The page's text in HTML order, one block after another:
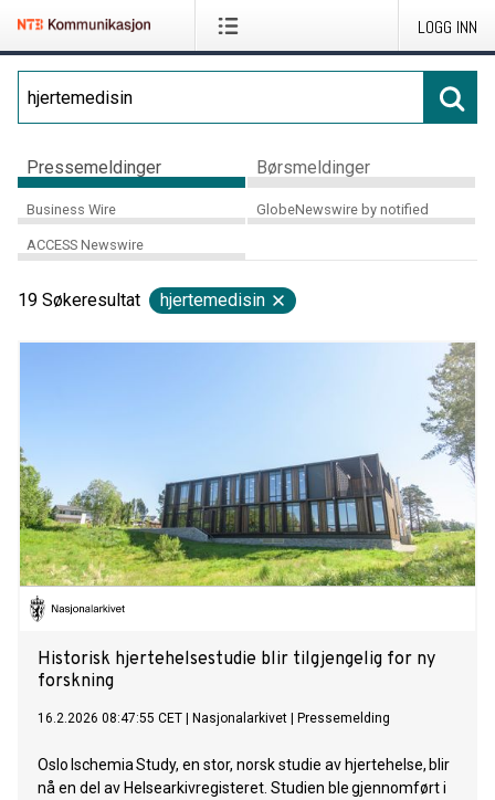
LOGG INN
Pressemeldinger Børsmeldinger
Business Wire GlobeNewswire by notified
ACCESS Newswire
19 Søkeresultat hjertemedisin
Historisk hjertehelsestudie blir tilgjengelig for ny
forskning
16.2.2026 08:47:55 CET Nasjonalarkivet Pressemelding
Oslo Ischemia Study, en stor, norsk studie av hjertehelse, blir
nå en del av Helsearkivregisteret. Studien ble gjennomført i